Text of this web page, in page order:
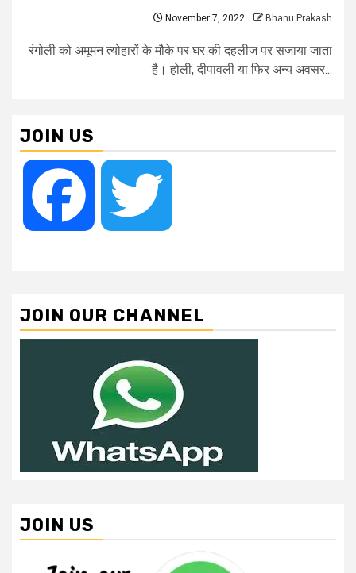
November 7, 2022 Bhanu Prakash
रंगोली को अमूमन त्योहारों के मौके पर घर की दहलीज पर सजाया जाता
है। होली, दीपावली या फिर अन्य अवसर...
JOIN US
Facebook
JOIN OUR CHANNEL
JOIN US